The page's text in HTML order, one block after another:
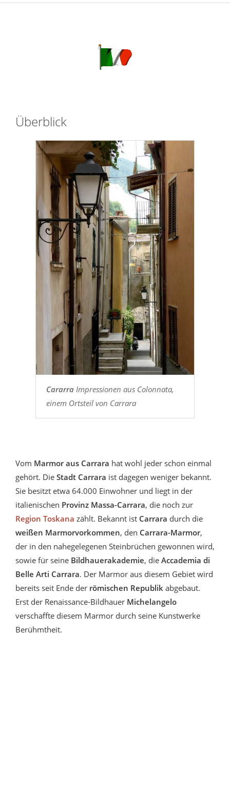
Überblick
CararraImpressionen aus Colonnata,
einem Ortsteil von Carrara
Vom Marmor aus Carrara hat wohl jeder schon einmal
gehört. Die Stadt Carrara ist dagegen weniger bekannt.
Sie besitzt etwa 64.000 Einwohner und liegt in der
italienischen Provinz Massa-Carrara, die noch zur
Region Toskana zählt. Bekannt ist Carrara durch die
weißen Marmorvorkommen, den Carrara-Marmor,
der in den nahegelegenen Steinbrüchen gewonnen wird,
sowie für seine Bildhauerakademie, die Accademia di
Belle Arti Carrara. Der Marmor aus diesem Gebiet wird
bereits seit Ende der römischen Republik abgebaut.
Erst der Renaissance-Bildhauer Michelangelo
verschaffte diesem Marmor durch seine Kunstwerke
Berühmtheit.